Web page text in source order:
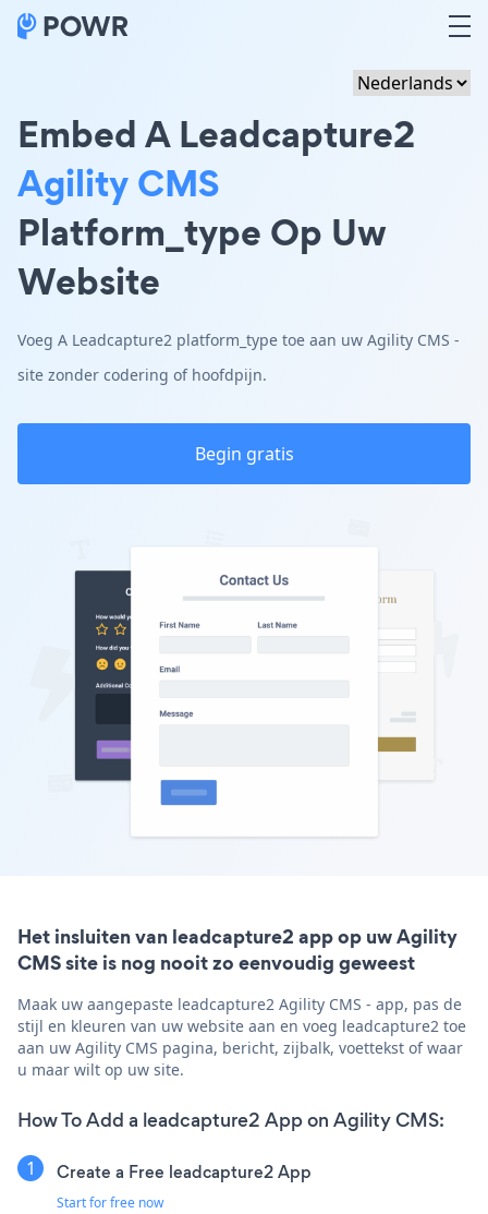
Embed A Leadcapture2
Agility CMS
Platform_type Op Uw
Website
Voeg A Leadcapture2 platform_type toe aan uw Agility CMS -
site zonder codering of hoofdpijn.
Begin gratis
Het insluiten van leadcapture2 app op uw Agility
CMS site is nog nooit zo eenvoudig geweest
Maak uw aangepaste leadcapture2 Agility CMS - app, pas de
stijl en kleuren van uw website aan en voeg leadcapture2 toe
aan uw Agility CMS pagina, bericht, zijbalk, voettekst of waar
u maar wilt op uw site.
How To Add a leadcapture2 App on Agility CMS:
Create a Free leadcapture2 App
Start for free now